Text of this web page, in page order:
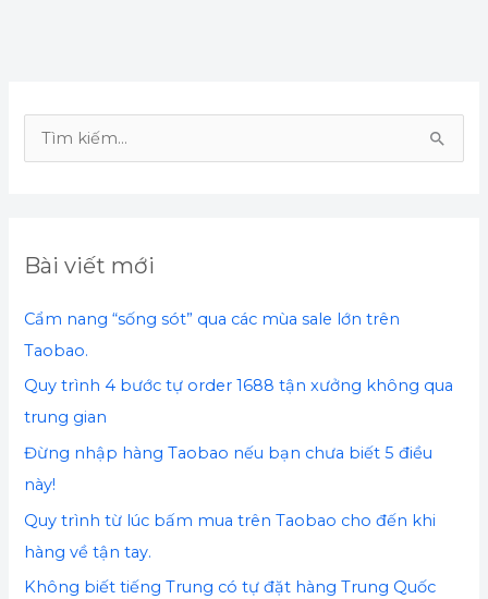
Bài viết mới
Cẩm nang “sống sót” qua các mùa sale lớn trên
Taobao.
Quy trình 4 bước tự order 1688 tận xưởng không qua
trung gian
Đừng nhập hàng Taobao nếu bạn chưa biết 5 điều
này!
Quy trình từ lúc bấm mua trên Taobao cho đến khi
hàng về tận tay.
Không biết tiếng Trung có tự đặt hàng Trung Quốc